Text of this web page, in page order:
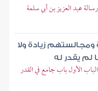
عبد العزيز بن أبي سلمة
ومجالستهم زيادة ولا
لم يقدر له
الأول باب جامع في القدر